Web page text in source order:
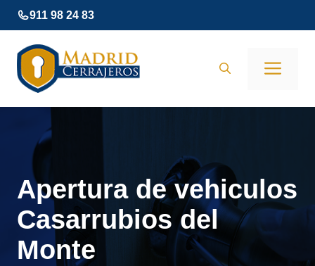
Saltar
al
contenido
911 98 24 83
Apertura de vehiculos
Casarrubios del
Monte